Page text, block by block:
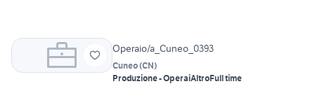
Operaio/a_Cuneo_0393
Cuneo(CN)
Produzione - OperaiAltroFull time